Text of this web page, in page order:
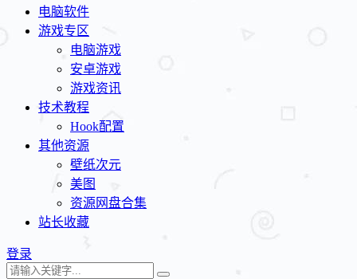
电脑软件
游戏专区
电脑游戏
安卓游戏
游戏资讯
技术教程
Hook配置
其他资源
壁纸次元
美图
资源网盘合集
站长收藏
登录